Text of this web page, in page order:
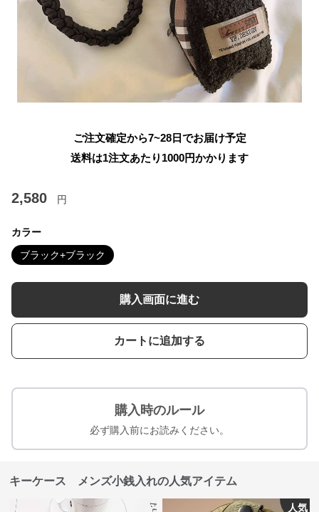
ご注文確定から7~28日でお届け予定
送料は1注文あたり 1000円かかります
2,580 円
カラー
ブラック+ブラック
購入画面に進む
カートに追加する
購入時のルール
必ず購入前にお読みください。
キーケース メンズ小銭入れの人気アイテム
人気